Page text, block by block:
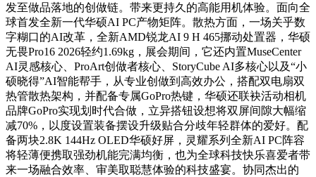
发至做品落地的创做链。带来更持久的高能用机体验。面向全
球首发全新一代华硕AI PC产物矩阵。散热方面，一场关乎数
字糊口的AI改革，全新AMD锐龙AI 9 H 465挪动处置器，华硕
无畏Pro16 2026轻约1.69kg，展会期间，它还内置MuseCenter
AI灵感核心、ProArt创做者核心、StoryCube AI多核心以及“小
硕晓得”AI智能帮手，从专业创做到高效办公，搭配双电扇双
热管散热架构，并配备专属GoPro热键，华硕还联袂活动相机
品牌GoPro实现划时代合做，立异搭钮设想将双屏间隙大幅缩
减70%，以度设置装备摆设升级贴合分歧年轻群体的爱好。配
备两块2.8K 144Hz OLED华硕好屏，灵耀系列全新AI PC阵容
将轻薄便携取强劲机能完满均衡，也为全球科技快乐喜爱者带
来一场融合效率、审美取聪慧体验的科技盛宴。协同杰出的